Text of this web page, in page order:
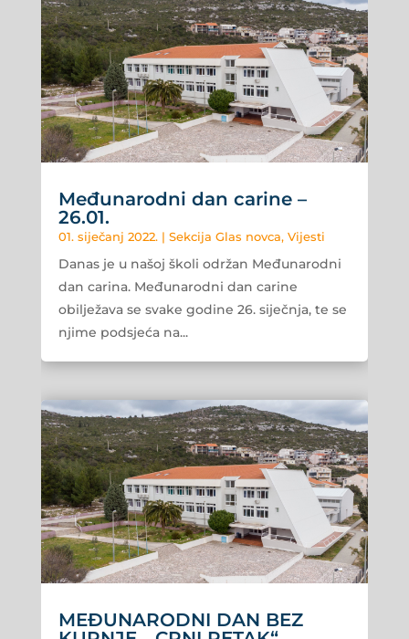
Međunarodni dan carine –
26.01.
01. siječanj 2022.| Sekcija Glas novca, Vijesti
Danas je u našoj školi održan Međunarodni
dan carina. Međunarodni dan carine
obilježava se svake godine 26. siječnja, te se
njime podsjeća na...
MEĐUNARODNI DAN BEZ